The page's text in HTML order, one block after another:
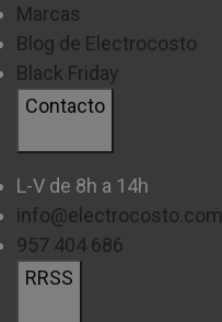
Marcas
Blog de Electrocosto
Black Friday
Contacto
L-V de 8h a 14h
info@electrocosto.com
957 404 686
RRSS